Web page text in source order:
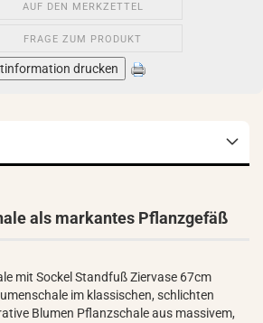
AUF DEN MERKZETTEL
FRAGE ZUM PRODUKT
drucken
als markantes Pflanzgefäß
mit Sockel Standfuß Ziervase 67cm
im klassischen, schlichten
Blumen Pflanzschale aus massivem,